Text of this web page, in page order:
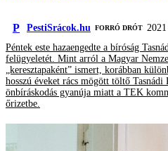
P PestiSrácok.hu FORRÓ DRÓT
Péntek este hazaengedte a bíróság
felügyeletét. Mint arról a Magyar
„keresztapaként” ismert, korábban
hosszú éveket rács mögött töltő Tasnádi
önbíráskodás gyanúja miatt a TEK
őrizetbe.